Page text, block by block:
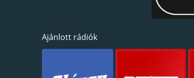
Ajánlott rádiók